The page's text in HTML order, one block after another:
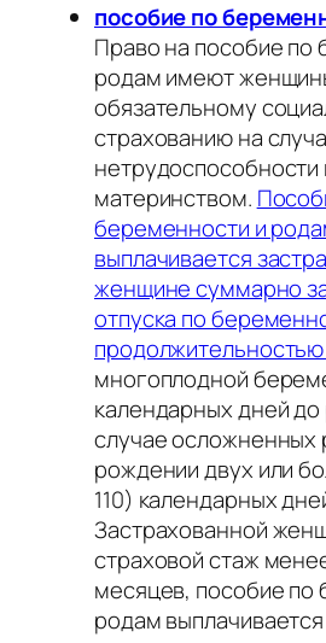
пособие по
Право на пособие по
родам имеют
обязательному
страхованию на
нетрудоспособности
материнством.
беременности и
выплачивается
женщине суммарно
отпуска по
продолжительностью
многоплодной
календарных дней
случае осложненных
рождении двух или
110) календарных
Застрахованной
страховой стаж
месяцев, пособие по
родам